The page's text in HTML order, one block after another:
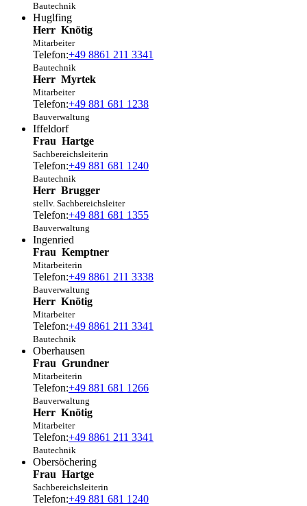
Bautechnik
Huglfing
Herr Knötig
Mitarbeiter
Telefon:+49 8861 211 3341
Bautechnik
Herr Myrtek
Mitarbeiter
Telefon:+49 881 681 1238
Bauverwaltung
Iffeldorf
Frau Hartge
Sachbereichsleiterin
Telefon:+49 881 681 1240
Bautechnik
Herr Brugger
stellv. Sachbereichsleiter
Telefon:+49 881 681 1355
Bauverwaltung
Ingenried
Frau Kemptner
Mitarbeiterin
Telefon:+49 8861 211 3338
Bauverwaltung
Herr Knötig
Mitarbeiter
Telefon:+49 8861 211 3341
Bautechnik
Oberhausen
Frau Grundner
Mitarbeiterin
Telefon:+49 881 681 1266
Bauverwaltung
Herr Knötig
Mitarbeiter
Telefon:+49 8861 211 3341
Bautechnik
Obersöchering
Frau Hartge
Sachbereichsleiterin
Telefon:+49 881 681 1240